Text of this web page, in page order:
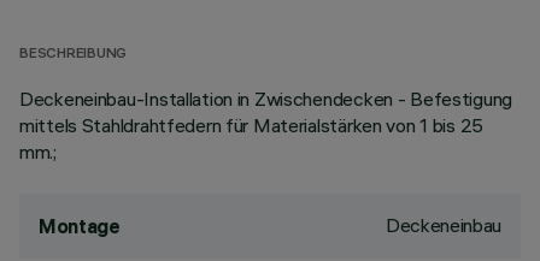
BESCHREIBUNG
Deckeneinbau-Installation in Zwischendecken - Befestigung
mittels Stahldrahtfedern für Materialstärken von 1 bis 25
mm.;
Montage Deckeneinbau